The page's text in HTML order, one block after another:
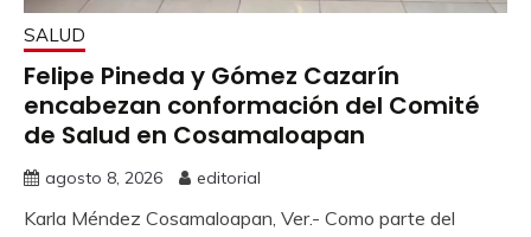
SALUD
Felipe Pineda y Gómez Cazarín
encabezan conformación del Comité
de Salud en Cosamaloapan
agosto 8, 2026 editorial
Karla Méndez Cosamaloapan, Ver.- Como parte del